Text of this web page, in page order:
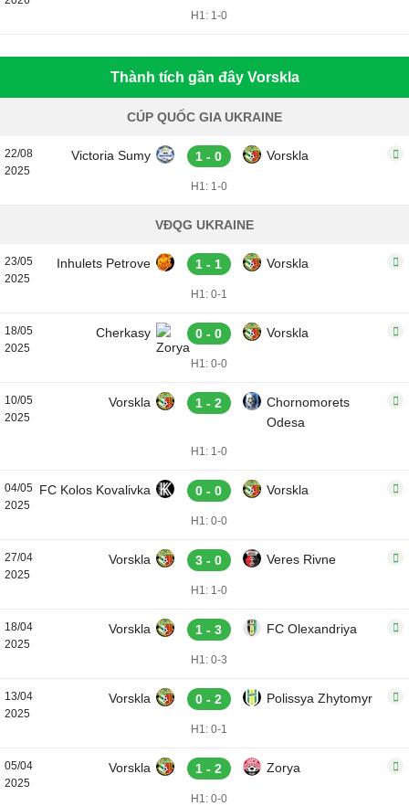
H1: 1-0
Thành tích gần đây Vorskla
CÚP QUỐC GIA UKRAINE
22/08
2025
Victoria Sumy 1 - 0 Vorskla
H1: 1-0
VĐQG UKRAINE
23/05
2025
Inhulets Petrove 1 - 1 Vorskla
H1: 0-1
18/05
2025
Cherkasy 0 - 0 Vorskla
H1: 0-0
10/05
2025
Vorskla 1 - 2
Chornomorets
Odesa
H1: 1-0
04/05
2025
FC Kolos Kovalivka 0 - 0 Vorskla
H1: 0-0
27/04
2025
Vorskla 3 - 0 Veres Rivne
H1: 1-0
18/04
2025
Vorskla 1 - 3 FC Olexandriya
H1: 0-3
13/04
2025
Vorskla 0 - 2 Polissya Zhytomyr
H1: 0-1
05/04
2025
Vorskla 1 - 2 Zorya
H1: 0-0